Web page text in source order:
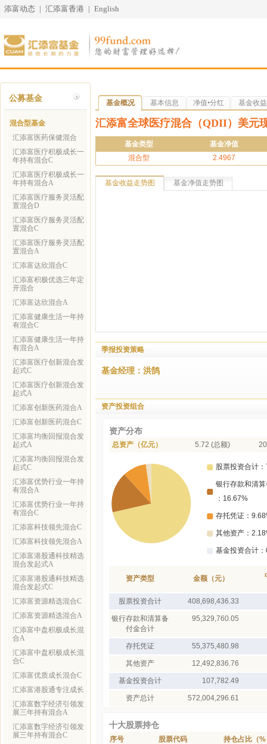
添富动态 | 汇添富香港 | English
公募基金
混合型基金
汇添富医药保健混合
汇添富医疗积极成长一
年持有混合C
汇添富医疗积极成长一
年持有混合A
汇添富医疗服务灵活配
置混合D
汇添富医疗服务灵活配
置混合C
汇添富医疗服务灵活配
置混合A
汇添富达欣混合C
汇添富积极优选三年定
开混合
汇添富达欣混合A
汇添富健康生活一年持
有混合C
汇添富健康生活一年持
有混合A
汇添富医疗创新混合发
起式C
汇添富医疗创新混合发
起式A
汇添富创新医药混合A
汇添富创新医药混合C
汇添富均衡回报混合发
起式A
汇添富均衡回报混合发
起式C
汇添富优势行业一年持
有混合A
汇添富优势行业一年持
有混合C
汇添富科技领先混合C
汇添富科技领先混合A
汇添富港股通科技精选
混合发起式A
汇添富港股通科技精选
混合发起式C
汇添富资源精选混合C
汇添富资源精选混合A
汇添富中盘积极成长混
合A
汇添富中盘积极成长混
合C
汇添富优质成长混合C
汇添富港股通专注成长
汇添富数字经济引领发
展三年持有混合A
汇添富数字经济引领发
展三年持有混合C
基金概况 基本信息 净值•分红 基金收益
汇添富全球医疗混合（QDII）美元
基金类型
基金净值
混合型
2.4967
基金收益走势图 基金净值走势图
季报投资策略
基金经理：洪鹄
资产投资组合
资产分布
总资产（亿元） 5.72 (总额)
资产类型 金额（元）
股票投资合计 408,698,436.33
银行存款和清算备
付金合计
95,329,760.05
存托凭证 55,375,480.98
其他资产 12,492,836.76
基金投资合计 107,782.49
资产总计 572,004,296.61
十大股票持仓
序号 股票代码 持仓占比（%